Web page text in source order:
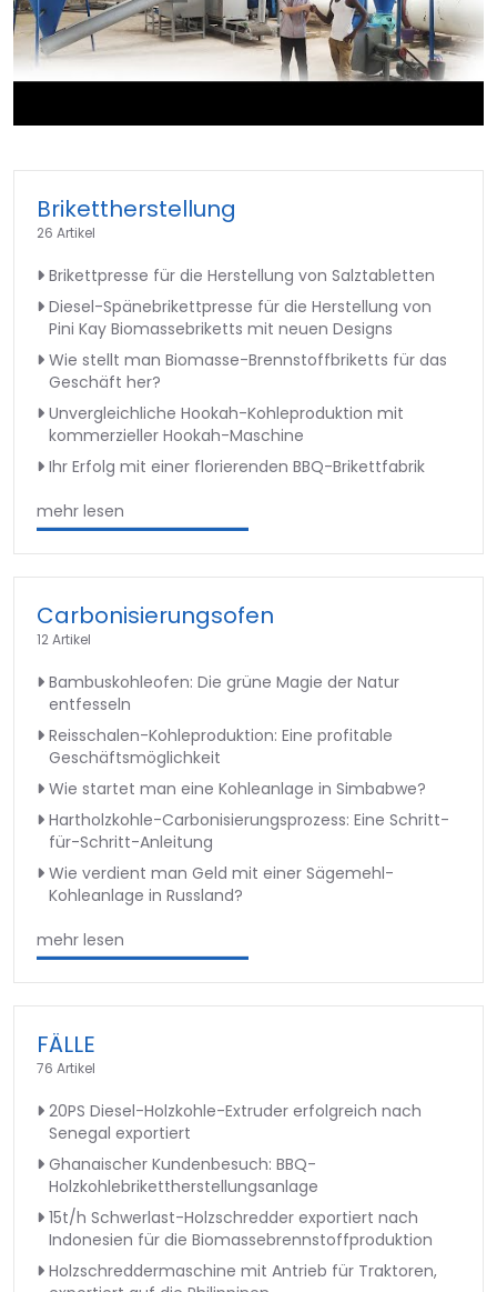
Brikettherstellung
26 Artikel
Brikettpresse für die Herstellung von Salztabletten
Diesel-Spänebrikettpresse für die Herstellung von
Pini Kay Biomassebriketts mit neuen Designs
Wie stellt man Biomasse-Brennstoffbriketts für das
Geschäft her?
Unvergleichliche Hookah-Kohleproduktion mit
kommerzieller Hookah-Maschine
Ihr Erfolg mit einer florierenden BBQ-Brikettfabrik
mehr lesen
Carbonisierungsofen
12 Artikel
Bambuskohleofen: Die grüne Magie der Natur
entfesseln
Reisschalen-Kohleproduktion: Eine profitable
Geschäftsmöglichkeit
Wie startet man eine Kohleanlage in Simbabwe?
Hartholzkohle-Carbonisierungsprozess: Eine Schritt-
für-Schritt-Anleitung
Wie verdient man Geld mit einer Sägemehl-
Kohleanlage in Russland?
mehr lesen
FÄLLE
76 Artikel
20PS Diesel-Holzkohle-Extruder erfolgreich nach
Senegal exportiert
Ghanaischer Kundenbesuch: BBQ-
Holzkohlebrikettherstellungsanlage
15t/h Schwerlast-Holzschredder exportiert nach
Indonesien für die Biomassebrennstoffproduktion
Holzschreddermaschine mit Antrieb für Traktoren,